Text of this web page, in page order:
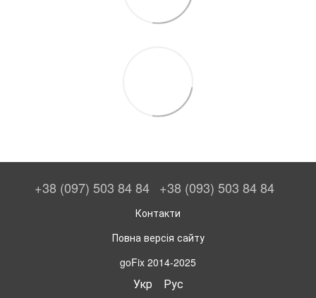
+38 (097) 503 84 84 +38 (093) 503 84 84
Контакти
Повна версія сайту
goFix 2014-2025
Укр Рус